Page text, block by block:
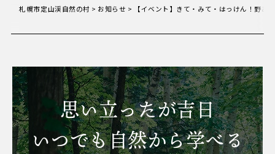
札幌市定山渓自然の村 > お知らせ > 【イベント】きて・みて・はっけん！野あ
思い立ったが吉日
いつでも自然から学べる